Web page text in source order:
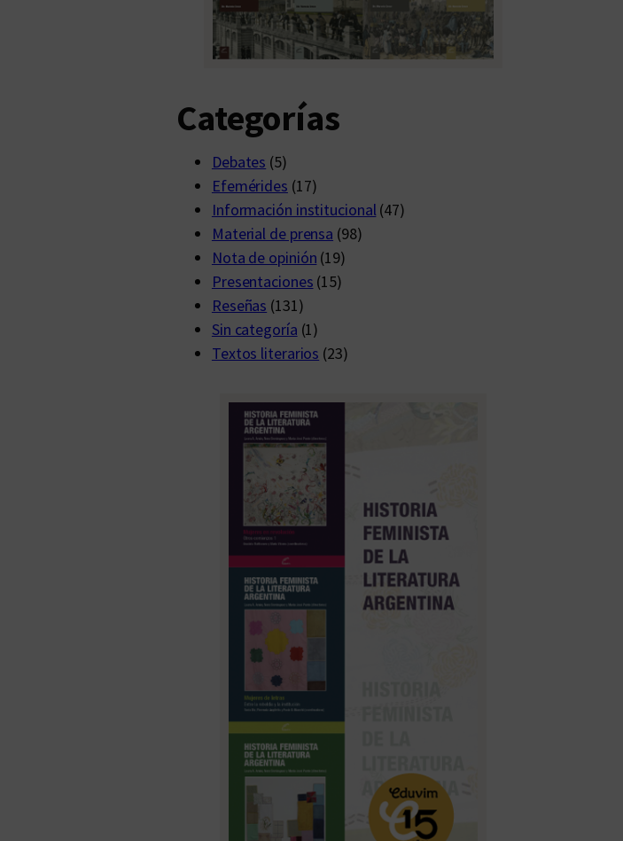
Categorías
Debates (5)
Efemérides (17)
Información institucional(47)
Material de prensa (98)
Nota de opinión (19)
Presentaciones (15)
Reseñas (131)
Sin categoría (1)
Textos literarios (23)